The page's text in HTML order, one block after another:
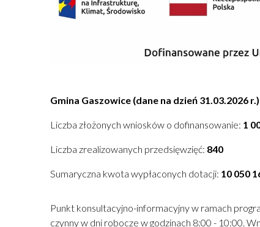
Gmina Gaszowice (dane na dzień 31.03.2026 r.)
Liczba złożonych wniosków o dofinansowanie: 1
Liczba zrealizowanych przedsięwzięć: 840
Sumaryczna kwota wypłaconych dotacji: 10 050
Punkt konsultacyjno-informacyjny w ramach
czynny w dni robocze w godzinach 8:00 - 10:00.